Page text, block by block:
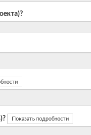
Показать подробности